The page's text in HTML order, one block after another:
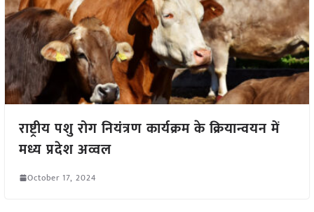
राष्ट्रीय पशु रोग नियंत्रण कार्यक्रम के क्रियान्वयन में
मध्य प्रदेश अव्वल
October 17, 2024